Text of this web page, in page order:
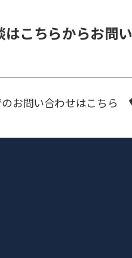
はこちらからお問
お問い合わせはこちら